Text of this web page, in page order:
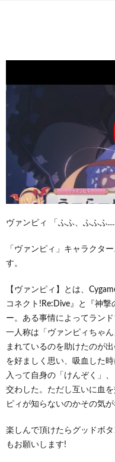
ヴァンピィ 「ふふ、ふふふ
「ヴァンピィ」キャラクタ
す。
【ヴァンピィ】とは、
コネクト!Re:Dive』と『神
ー。ある事情によってラン
一人称は「ヴァンピィちゃ
まれているのを助けたのが
を好ましく思い、吸血した
入って自身の「けんぞく」
交わした。ただし互いに血
ピィが知らないのかその気
楽しんで頂けたらグッドボ
もお願いします!